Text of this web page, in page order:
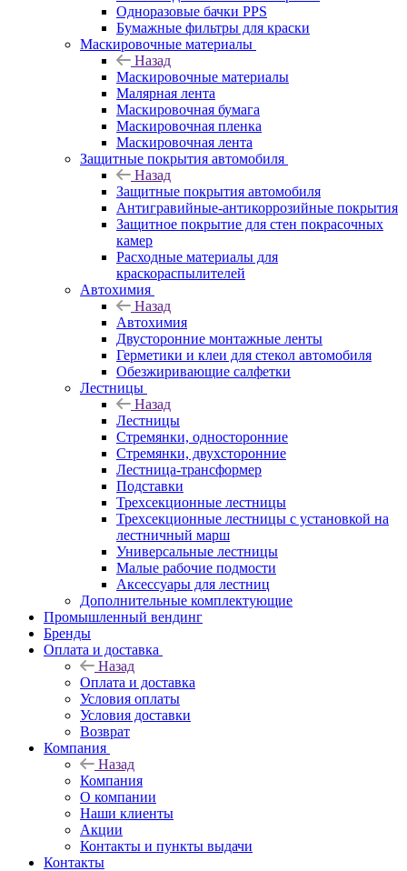
Одноразовые бачки PPS
Бумажные фильтры для краски
Маскировочные материалы
Назад
Маскировочные материалы
Малярная лента
Маскировочная бумага
Маскировочная пленка
Маскировочная лента
Защитные покрытия автомобиля
Назад
Защитные покрытия автомобиля
Антигравийные-антикоррозийные покрытия
Защитное покрытие для стен покрасочных
камер
Расходные материалы для
краскораспылителей
Автохимия
Назад
Автохимия
Двусторонние монтажные ленты
Герметики и клеи для стекол автомобиля
Обезжиривающие салфетки
Лестницы
Назад
Лестницы
Стремянки, односторонние
Стремянки, двухсторонние
Лестница-трансформер
Подставки
Трехсекционные лестницы
Трехсекционные лестницы с установкой на
лестничный марш
Универсальные лестницы
Малые рабочие подмости
Аксессуары для лестниц
Дополнительные комплектующие
Промышленный вендинг
Бренды
Оплата и доставка
Назад
Оплата и доставка
Условия оплаты
Условия доставки
Возврат
Компания
Назад
Компания
О компании
Наши клиенты
Акции
Контакты и пункты выдачи
Контакты